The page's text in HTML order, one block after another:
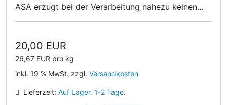
ASA erzugt bei der Verarbeitung nahezu keinen
Geruch!
20,00 EUR
26,67 EUR pro kg
inkl. 19 % MwSt. zzgl. Versandkosten
Lieferzeit: Auf Lager. 1-2 Tage.